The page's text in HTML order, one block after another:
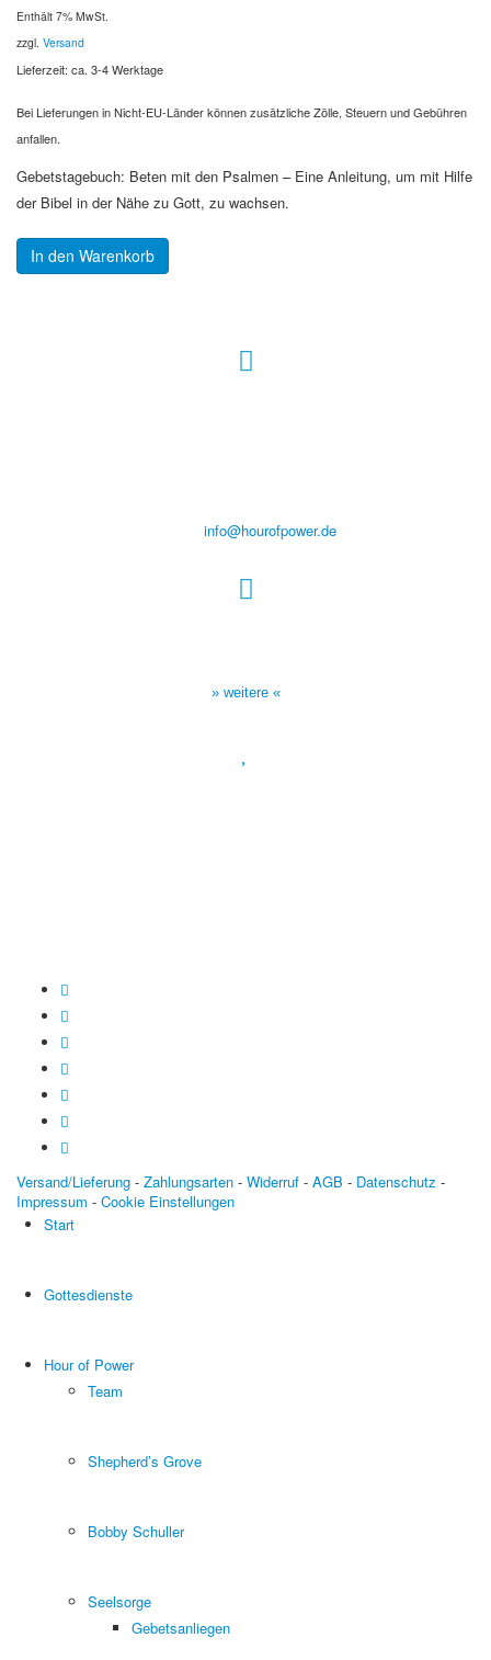
Enthält 7% MwSt.
zzgl. Versand
Lieferzeit: ca. 3-4 Werktage
Bei Lieferungen in Nicht-EU-Länder können zusätzliche Zölle, Steuern und Gebühren
anfallen.
Gebetstagebuch: Beten mit den Psalmen – Eine Anleitung, um mit Hilfe
der Bibel in der Nähe zu Gott, zu wachsen.
In den Warenkorb
info@hourofpower.de
» weitere «
Versand/Lieferung - Zahlungsarten - Widerruf - AGB - Datenschutz -
Impressum - Cookie Einstellungen
Start
Gottesdienste
Hour of Power
Team
Shepherd’s Grove
Bobby Schuller
Seelsorge
Gebetsanliegen